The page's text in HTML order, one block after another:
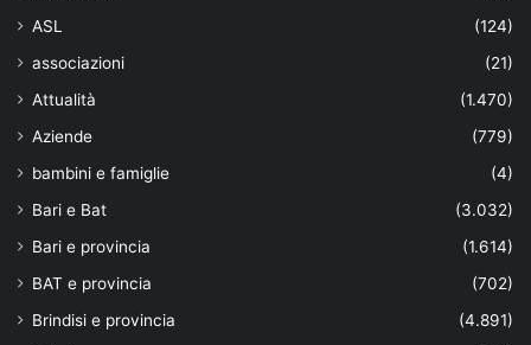
ASL
(124)
associazioni
(21)
Attualità
(1.470)
Aziende
(779)
bambini e famiglie
(4)
Bari e Bat
(3.032)
Bari e provincia
(1.614)
BAT e provincia
(702)
Brindisi e provincia
(4.891)